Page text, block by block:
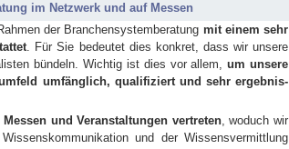
im Netzwerk und auf Messen
der Bran­chen­sys­tem­be­ra­tung mit einem sehr
. Für Sie bedeutet dies konkret, dass wir unsere
bündeln. Wich­tig ist dies vor allem,um unsere
umfänglich, qua­li­fi­ziert und sehr er­geb­nis­
und Veranstaltungen ver­tre­ten, woduch wir
und der Wis­sens­ver­mitt­lung